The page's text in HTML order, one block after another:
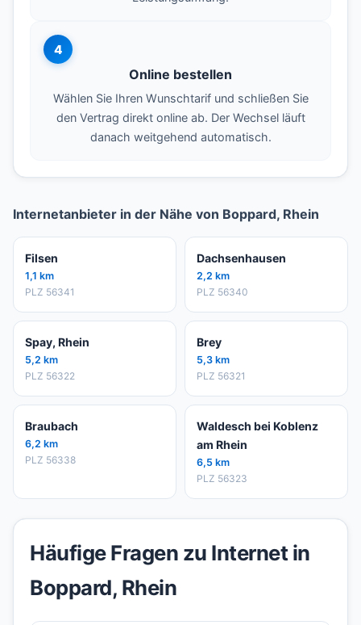
4
Online bestellen
Wählen Sie Ihren Wunschtarif und schließen Sie
den Vertrag direkt online ab. Der Wechsel läuft
danach weitgehend automatisch.
Internetanbieter in der Nähe von Boppard, Rhein
Filsen
1,1 km
PLZ 56341
Dachsenhausen
2,2 km
PLZ 56340
Spay, Rhein
5,2 km
PLZ 56322
Brey
5,3 km
PLZ 56321
Braubach
6,2 km
PLZ 56338
Waldesch bei Koblenz
am Rhein
6,5 km
PLZ 56323
Häufige Fragen zu Internet in
Boppard, Rhein